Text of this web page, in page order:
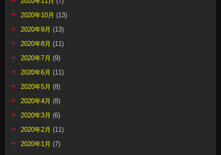
2020年10月 (13)
2020年9月 (13)
2020年8月 (11)
2020年7月 (9)
2020年6月 (11)
2020年5月 (8)
2020年4月 (8)
2020年3月 (6)
2020年2月 (11)
2020年1月 (7)